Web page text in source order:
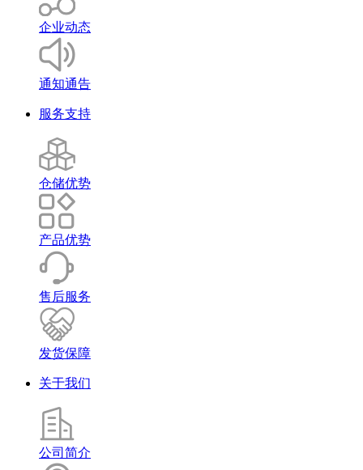
企业动态
通知通告
服务支持
仓储优势
产品优势
售后服务
发货保障
关于我们
公司简介